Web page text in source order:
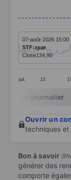
Line chart
The chart
The chart
juil. 13
07-août-2026 15:00
STF:xpar
Close134,90
End of
Intra-journalier
Ouvrir un
techniques et
Bon à savoir :
générer des
comporte